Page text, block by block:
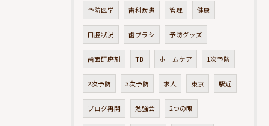
予防医学 歯科疾患 管理 健康
口腔状況 歯ブラシ 予防グッズ
歯面研磨剤 TBI ホームケア 1次予防
2次予防 3次予防 求人 東京 駅近
ブログ再開 勉強会 2つの眼